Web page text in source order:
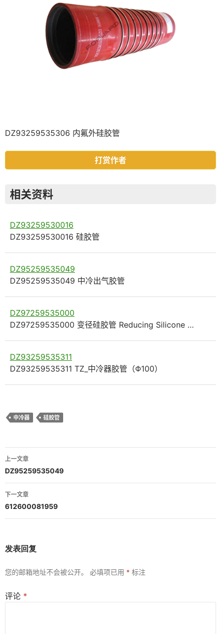
DZ93259535306 内氟外硅胶管
打赏作者
相关资料
DZ93259530016
DZ93259530016 硅胶管
DZ95259535049
DZ95259535049 中冷出气胶管
DZ97259535000
DZ97259535000 变径硅胶管 Reducing Silicone …
DZ93259535311
DZ93259535311 TZ_中冷器胶管（Φ100）
中冷器 硅胶管
文
章
导
航
上一文章
DZ95259535049
下一文章
612600081959
发表回复
您的邮箱地址不会被公开。 必填项已用 * 标注
评论 *